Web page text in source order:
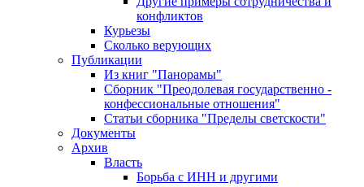
конфликтов
Курьезы
Сколько верующих
Публикации
Из книг "Панорамы"
Сборник "Преодолевая государственно -
конфессиональные отношения"
Статьи сборника "Пределы светскости"
Документы
Архив
Власть
Борьба с ИНН и другими